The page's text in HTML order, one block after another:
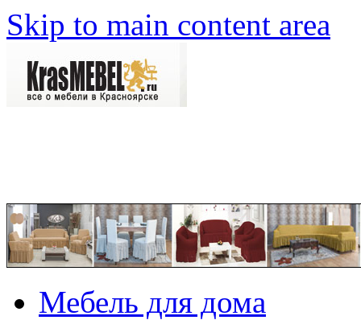
Skip to main content area
Мебель для дома